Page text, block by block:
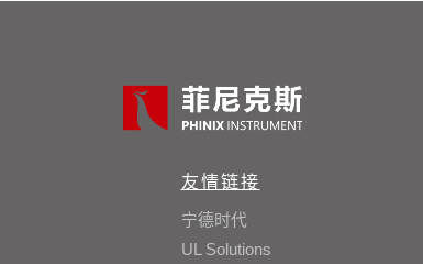
友情链接
宁德时代
UL Solutions